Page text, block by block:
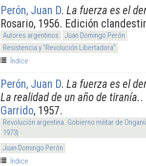
Perón, Juan D. La fuerza es el
Rosario, 1956. Edición
Autores argentinos
Juan Domingo Perón
Resistencia y "Revolución Libertadora"
Índice
Perón, Juan D. La fuerza es el
La realidad de un año de tiranía.
Garrido, 1957.
Revolución argentina. Gobierno militar de
1973)
Juan Domingo Perón
Índice